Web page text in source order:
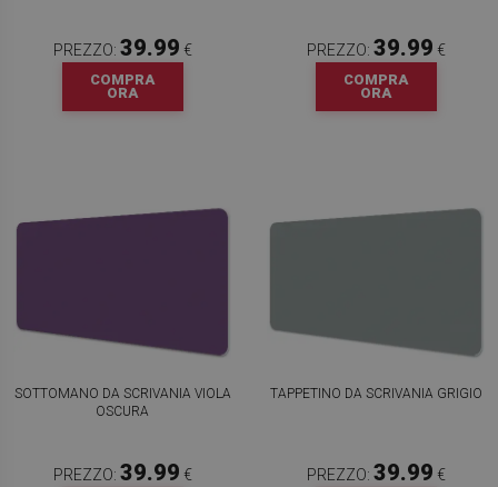
PREZZO: 39.99 €
COMPRA
ORA
PREZZO: 39.99 €
COMPRA
ORA
SOTTOMANO DA SCRIVANIA VIOLA
OSCURA
PREZZO: 39.99 €
TAPPETINO DA SCRIVANIA GRIGIO
PREZZO: 39.99 €